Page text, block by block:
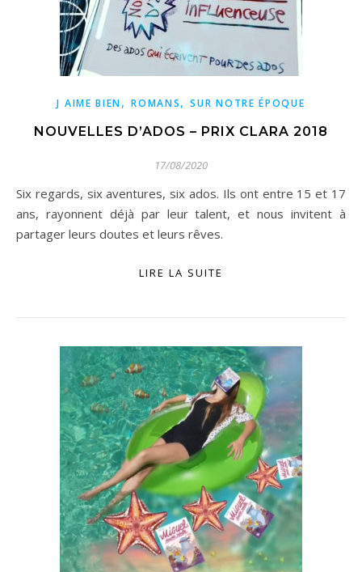
J AIME BIEN,ROMANS,SUR NOTRE ÉPOQUE
NOUVELLES D’ADOS – PRIX CLARA 2018
17/08/2020
Six regards, six aventures, six ados. Ils ont entre 15 et 17
ans, rayonnent déjà par leur talent, et nous invitent à
partager leurs doutes et leurs rêves.
LIRE LA SUITE